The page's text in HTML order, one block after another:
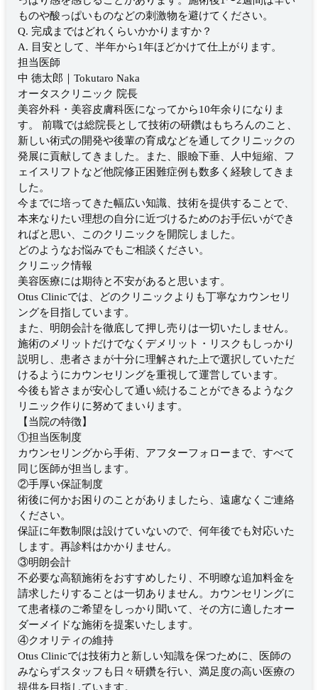
ものや酸っぱいものなどの刺激物を避けてください。
Q. 完成まではどれくらいかかりますか？
A. 目安として、半年から1年ほどかけて仕上がります。
担当医師
中 徳太郎｜Tokutaro Naka
オータスクリニック 院長
美容外科・美容皮膚科医になってから10年余りになりま
す。 前職では総院長として技術の研鑽はもちろんのこと、
新しい術式の開発や後輩の育成などを通してクリニックの
発展に貢献してきました。また、眼瞼下垂、人中短縮、フ
ェイスリフトなど他院修正困難症例も数多く経験してきま
した。
今までに培ってきた幅広い知識、技術を提供することで、
本来なりたい理想の自分に近づけるためのお手伝いができ
ればと思い、このクリニックを開院しました。
どのようなお悩みでもご相談ください。
クリニック情報
美容医療には期待と不安があると思います。
Otus Clinicでは、どのクリニックよりも丁寧なカウンセリ
ングを目指しています。
また、明朗会計を徹底して押し売りは一切いたしません。
施術のメリットだけでなくデメリット・リスクもしっかり
説明し、患者さまが十分に理解された上で選択していただ
けるようにカウンセリングを重視して運営しています。
今後も皆さまが安心して通い続けることができるようなク
リニック作りに努めてまいります。
【当院の特徴】
①担当医制度
カウンセリングから手術、アフターフォローまで、すべて
同じ医師が担当します。
②手厚い保証制度
術後に何かお困りのことがありましたら、遠慮なくご連絡
ください。
保証に年数制限は設けていないので、何年後でも対応いた
します。再診料はかかりません。
③明朗会計
不必要な高額施術をおすすめしたり、不明瞭な追加料金を
請求したりすることは一切ありません。カウンセリングに
て患者様のご希望をしっかり聞いて、その方に適したオー
ダーメイドな施術を提案いたします。
④クオリティの維持
Otus Clinicでは技術力と新しい知識を保つために、医師の
みならずスタッフも日々研鑽を行い、満足度の高い医療の
提供を目指しています。